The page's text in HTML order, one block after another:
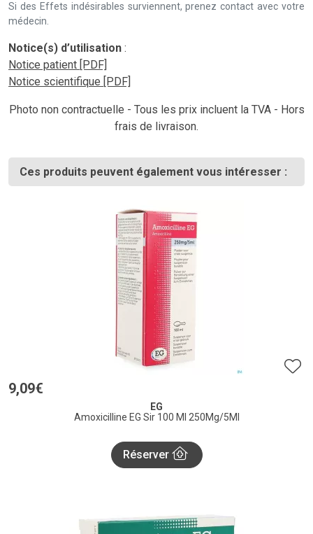
Si des Effets indésirables surviennent, prenez contact avec votre
médecin.
Notice(s) d’utilisation :
Notice patient [PDF]
Notice scientifique [PDF]
Photo non contractuelle - Tous les prix incluent la TVA - Hors
frais de livraison.
Ces produits peuvent également vous intéresser :
9,09€
EG
Amoxicilline EG Sir 100 Ml 250Mg/5Ml
Réserver